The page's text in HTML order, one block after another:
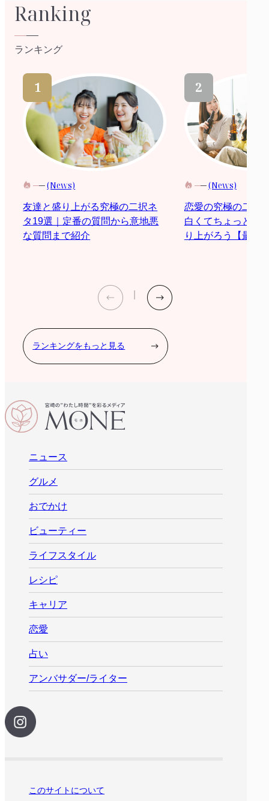
Ranking
ランキング
(News)
友達と盛り上がる究極の二択ネ
タ19選｜定番の質問から意地悪
な質問まで紹介
(News)
恋愛の究極の二択
白くてちょっと際
り上がろう【最新
ランキングをもっと見る
ニュース
グルメ
おでかけ
ビューティー
ライフスタイル
レシピ
キャリア
恋愛
占い
アンバサダー/ライター
このサイトについて